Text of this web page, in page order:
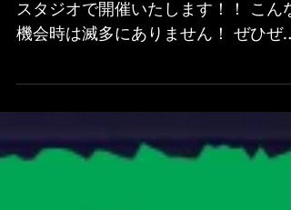
5月18日土曜日 18:00~ タイムスダンス
スタジオで開催いたします！！ こんな
みを 宜しくお願いします！！